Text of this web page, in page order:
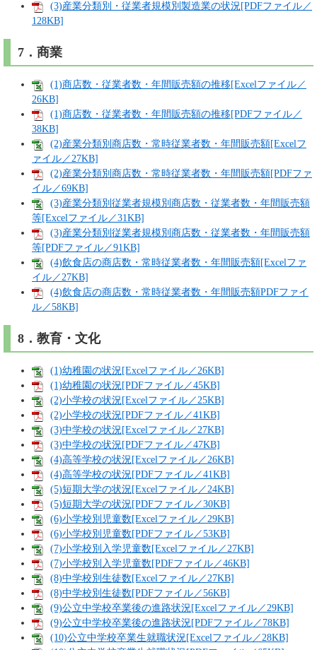
(3)産業分類別・従業者規模別製造業の状況[PDFファイル／
128KB]
7．商業
(1)商店数・従業者数・年間販売額の推移[Excelファイル／
26KB]
(1)商店数・従業者数・年間販売額の推移[PDFファイル／
38KB]
(2)産業分類別商店数・常時従業者数・年間販売額[Excelフ
ァイル／27KB]
(2)産業分類別商店数・常時従業者数・年間販売額[PDFファ
イル／69KB]
(3)産業分類別従業者規模別商店数・従業者数・年間販売額
等[Excelファイル／31KB]
(3)産業分類別従業者規模別商店数・従業者数・年間販売額
等[PDFファイル／91KB]
(4)飲食店の商店数・常時従業者数・年間販売額[Excelファ
イル／27KB]
(4)飲食店の商店数・常時従業者数・年間販売額PDFファイ
ル／58KB]
8．教育・文化
(1)幼稚園の状況[Excelファイル／26KB]
(1)幼稚園の状況[PDFファイル／45KB]
(2)小学校の状況[Excelファイル／25KB]
(2)小学校の状況[PDFファイル／41KB]
(3)中学校の状況[Excelファイル／27KB]
(3)中学校の状況[PDFファイル／47KB]
(4)高等学校の状況[Excelファイル／26KB]
(4)高等学校の状況[PDFファイル／41KB]
(5)短期大学の状況[Excelファイル／24KB]
(5)短期大学の状況[PDFファイル／30KB]
(6)小学校別児童数[Excelファイル／29KB]
(6)小学校別児童数[PDFファイル／53KB]
(7)小学校別入学児童数[Excelファイル／27KB]
(7)小学校別入学児童数[PDFファイル／46KB]
(8)中学校別生徒数[Excelファイル／27KB]
(8)中学校別生徒数[PDFファイル／56KB]
(9)公立中学校卒業後の進路状況[Excelファイル／29KB]
(9)公立中学校卒業後の進路状況[PDFファイル／78KB]
(10)公立中学校卒業生就職状況[Excelファイル／28KB]